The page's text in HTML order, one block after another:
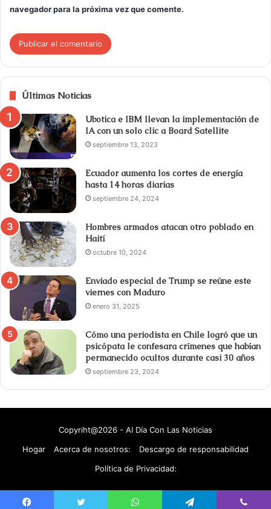
navegador para la próxima vez que comente.
Últimas Noticias
Ubotica e IBM llevan la implementación de
IA con un solo clic a Board Satellite
septiembre 13, 2023
Ecuador aumenta los cortes de energía
hasta 14 horas diarias
septiembre 24, 2024
Hombres armados atacan otro poblado en
Haití
octubre 10, 2024
Enviado especial de Trump se reúne este
viernes con Maduro
enero 31, 2025
Cómo una periodista en Chile logró que un
psicópata le confesara crímenes que habían
permanecido ocultos durante casi 30 años
septiembre 23, 2024
Copyriht@2026 - Al Día Con Las Noticias
Hogar
Acerca de nosotros:
Descargo de responsabilidad
Política de Privacidad: